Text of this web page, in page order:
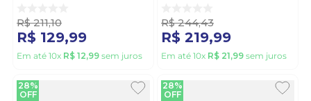
R$ 211,10
R$ 129,99
Em até 10x R$ 12,99 sem juros
R$ 244,43
R$ 219,99
Em até 10x R$ 21,99 sem juros
28%
OFF
28%
OFF